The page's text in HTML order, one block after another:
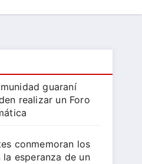
guaraní
realizar un Foro
conmemoran los
esperanza de un